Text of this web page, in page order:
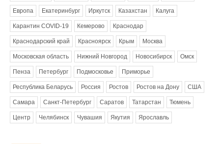
Европа Екатеринбург Иркутск Казахстан Калуга
Карантин COVID-19 Кемерово Краснодар
Краснодарский край Красноярск Крым Москва
Московская область Нижний Новгород Новосибирск Омск
Пенза Петербург Подмосковье Приморье
Республика Беларусь Россия Ростов Ростов на Дону США
Самара Санкт-Петербург Саратов Татарстан Тюмень
Центр Челябинск Чувашия Якутия Ярославль